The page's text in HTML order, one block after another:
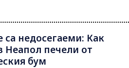
са недосегаеми: Как
Неапол печели от
бум